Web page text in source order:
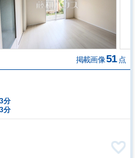
掲載画像51 点
分
分